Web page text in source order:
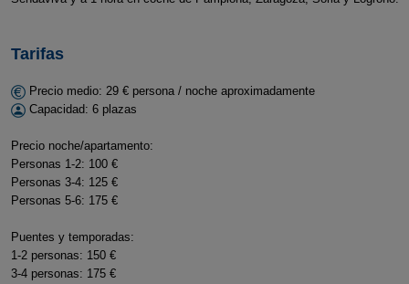
Tarifas
Precio medio: 29 € persona / noche aproximadamente
Capacidad: 6 plazas
Precio noche/apartamento:
Personas 1-2: 100 €
Personas 3-4: 125 €
Personas 5-6: 175 €
Puentes y temporadas:
1-2 personas: 150 €
3-4 personas: 175 €